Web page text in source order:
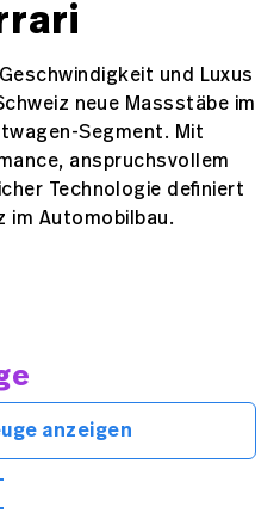
und Luxus
neue Massstäbe im
Segment. Mit
anspruchsvollem
Technologie definiert
im Automobilbau.
anzeigen